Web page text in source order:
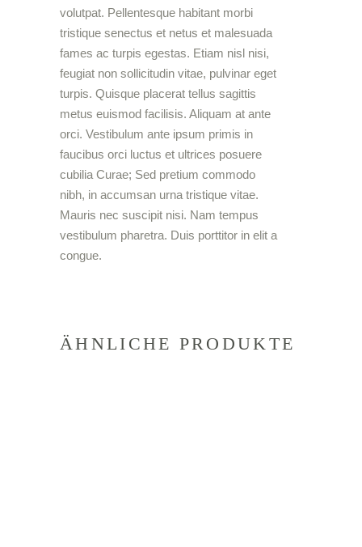
volutpat. Pellentesque habitant morbi
tristique senectus et netus et malesuada
fames ac turpis egestas. Etiam nisl nisi,
feugiat non sollicitudin vitae, pulvinar eget
turpis. Quisque placerat tellus sagittis
metus euismod facilisis. Aliquam at ante
orci. Vestibulum ante ipsum primis in
faucibus orci luctus et ultrices posuere
cubilia Curae; Sed pretium commodo
nibh, in accumsan urna tristique vitae.
Mauris nec suscipit nisi. Nam tempus
vestibulum pharetra. Duis porttitor in elit a
congue.
ÄHNLICHE PRODUKTE